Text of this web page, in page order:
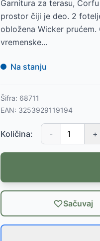
Garnitura za terasu,
prostor čiji je deo. 2
obložena Wicker
vremenske...
Na stanju
Šifra: 68711
EAN: 3253929119194
Količina: - +
Sačuvaj